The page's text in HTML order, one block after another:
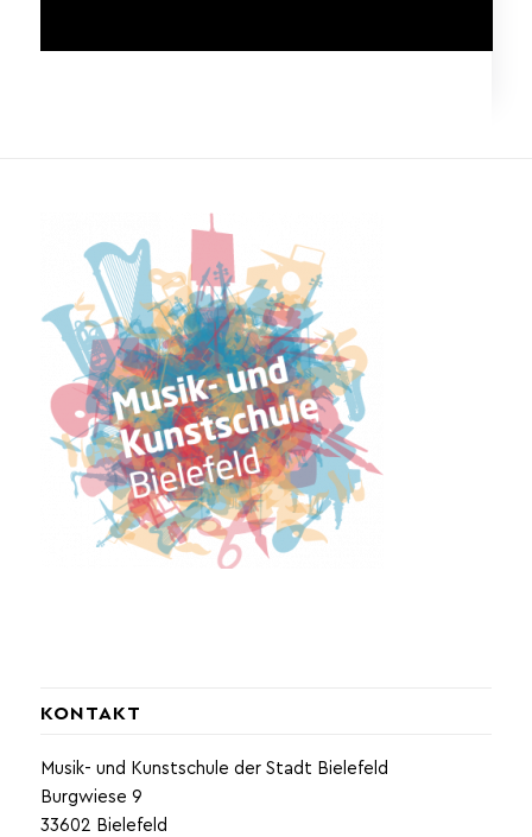
KONTAKT
Musik- und Kunstschule der Stadt Bielefeld
Burgwiese 9
33602 Bielefeld